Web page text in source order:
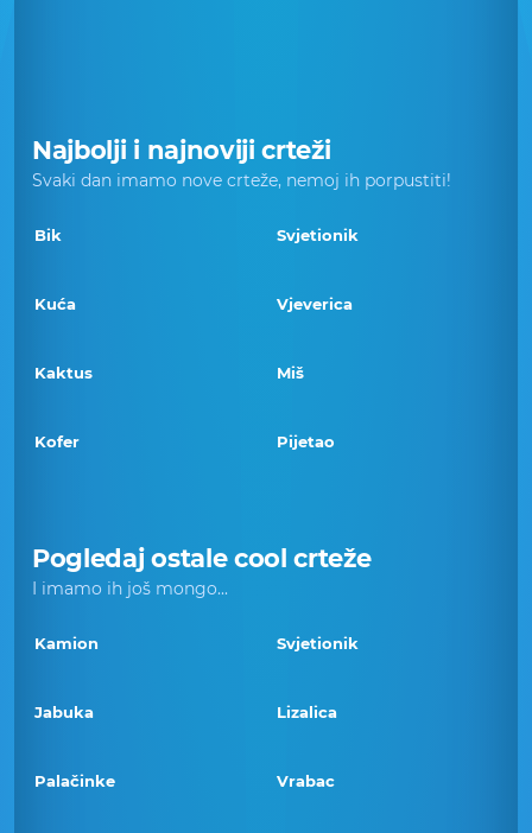
Najbolji i najnoviji crteži
Svaki dan imamo nove crteže, nemoj ih porpustiti!
Bik Svjetionik
Kuća Vjeverica
Kaktus Miš
Kofer Pijetao
Pogledaj ostale cool crteže
I imamo ih još mongo...
Kamion Svjetionik
Jabuka Lizalica
Palačinke Vrabac